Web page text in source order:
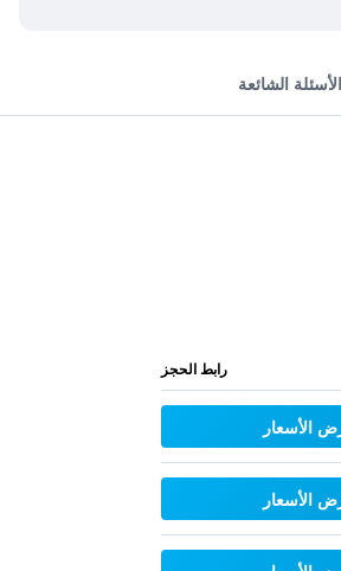
الأسئلة الشائعة
رابط الحجز
الأسعار
الأسعار